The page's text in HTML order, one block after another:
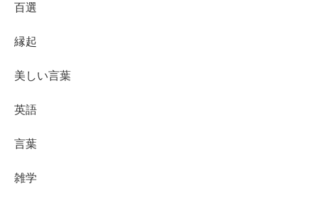
百選
縁起
美しい言葉
英語
言葉
雑学